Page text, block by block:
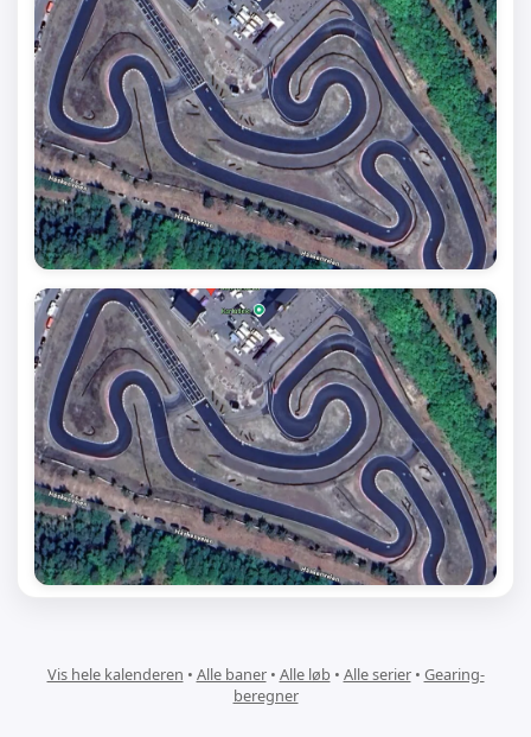
Vis hele kalenderen • Alle baner• Alle løb • Alle serier• Gearing-
beregner